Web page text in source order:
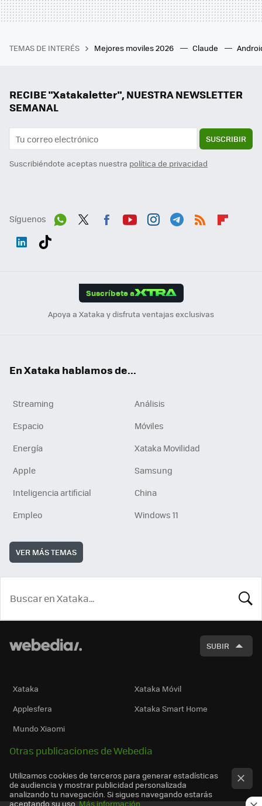
TEMAS DE INTERÉS Mejores moviles 2026 Claude
RECIBE "Xatakaletter", NUESTRA NEWSLETTER
SEMANAL
SUSCRIBIR
Suscribiéndote aceptas nuestra política de privacidad
Síguenos
Suscríbete a
Apoya a Xataka y disfruta ventajas exclusivas
En Xataka hablamos de...
Streaming
Análisis
Espacio
Móviles
Energía
Xataka Movilidad
Apple
Samsung
Inteligencia artificial
China
Empleo
Windows 11
VER MÁS TEMAS
SUBIR
Xataka
Xataka Móvil
Applesfera
Xataka Smart Home
Mundo Xiaomi
Otras publicaciones de Webedia
Utilizamos cookies de terceros para generar estadísticas
de audiencia y mostrar publicidad personalizada
analizando tu navegación. Si sigues navegando estarás
aceptando su uso. Más información